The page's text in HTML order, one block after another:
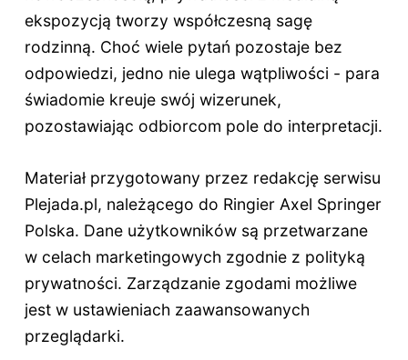
ekspozycją tworzy współczesną sagę
rodzinną. Choć wiele pytań pozostaje bez
odpowiedzi, jedno nie ulega wątpliwości - para
świadomie kreuje swój wizerunek,
pozostawiając odbiorcom pole do interpretacji.
Materiał przygotowany przez redakcję serwisu
Plejada.pl, należącego do Ringier Axel Springer
Polska. Dane użytkowników są przetwarzane
w celach marketingowych zgodnie z polityką
prywatności. Zarządzanie zgodami możliwe
jest w ustawieniach zaawansowanych
przeglądarki.